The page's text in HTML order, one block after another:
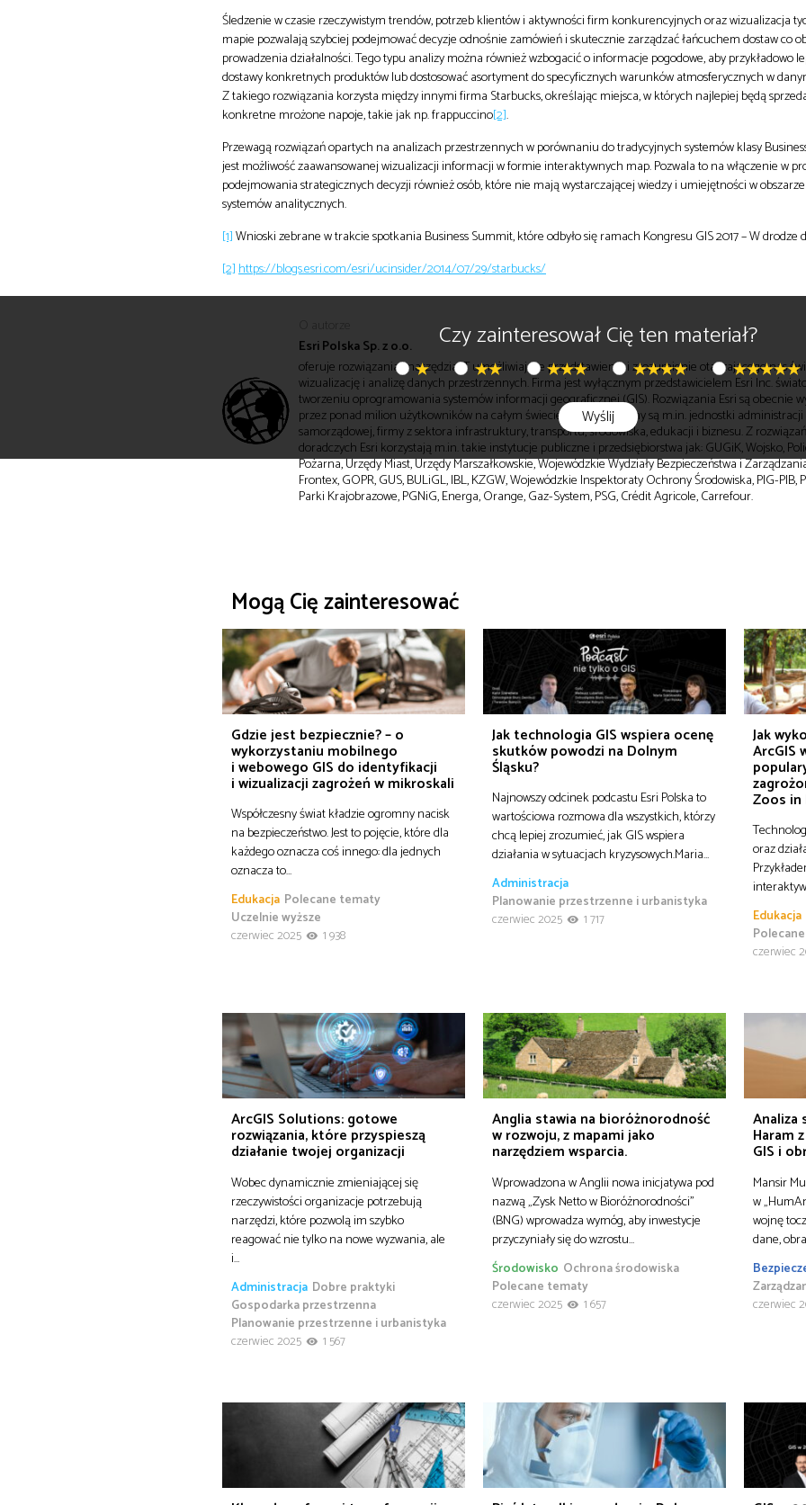
Śledzenie w czasie rzeczywistym trendów, potrzeb klientów i aktywności firm konkurencyjnych oraz wizualizacja
mapie pozwalają szybciej podejmować decyzje odnośnie zamówień i skutecznie zarządzać łańcuchem dostaw co
prowadzenia działalności. Tego typu analizy można również wzbogacić o informacje pogodowe, aby przykładowo
dostawy konkretnych produktów lub dostosować asortyment do specyficznych warunków atmosferycznych w
Z takiego rozwiązania korzysta między innymi firma Starbucks, określając miejsca, w których najlepiej będą
konkretne mrożone napoje, takie jak np. frappuccino[2].
Przewagą rozwiązań opartych na analizach przestrzennych w porównaniu do tradycyjnych systemów klasy
jest możliwość zaawansowanej wizualizacji informacji w formie interaktywnych map. Pozwala to na włączenie w
podejmowania strategicznych decyzji również osób, które nie mają wystarczającej wiedzy i umiejętności w obszarze
systemów analitycznych.
[1]Wnioski zebrane w trakcie spotkania Business Summit, które odbyło się ramach Kongresu GIS 2017 – W drodze
[2]https://blogs.esri.com/esri/ucinsider/2014/07/29/starbucks/
Esri Polska Sp. z o.o.
oferuje rozwiązania i narzędzia IT umożliwiające przedstawienie i zrozumienie otaczającego nas
wizualizację i analizę danych przestrzennych. Firma jest wyłącznym przedstawicielem Esri Inc.
tworzeniu oprogramowania systemów informacji geograficznej (GIS). Rozwiązania Esri są obecnie
przez ponad milion użytkowników na całym świecie. Klientami firmy są m.in. jednostki
samorządowej, firmy z sektora infrastruktury, transportu, środowiska, edukacji i biznesu. Z
doradczych Esri korzystają m.in. takie instytucje publiczne i przedsiębiorstwa jak: GUGiK, Wojsko,
Pożarna, Urzędy Miast, Urzędy Marszałkowskie, Wojewódzkie Wydziały Bezpieczeństwa i
Frontex, GOPR, GUS, BULiGL, IBL, KZGW, Wojewódzkie Inspektoraty Ochrony Środowiska, PIG-PIB,
Parki Krajobrazowe, PGNiG, Energa, Orange, Gaz-System, PSG, Crédit Agricole, Carrefour.
Czy zainteresował Cię ten materiał?
Wyślij
Mogą Cię zainteresować
Gdzie jest bezpiecznie? – o
wykorzystaniu mobilnego
i webowego GIS do identyfikacji
i wizualizacji zagrożeń w mikroskali
Współczesny świat kładzie ogromny nacisk
na bezpieczeństwo. Jest to pojęcie, które dla
każdego oznacza coś innego: dla jednych
oznacza to…
Edukacja Polecane tematy
Uczelnie wyższe
czerwiec 2025
1 938
Jak technologia GIS wspiera ocenę
skutków powodzi na Dolnym
Śląsku?
Najnowszy odcinek podcastu Esri Polska to
wartościowa rozmowa dla wszystkich, którzy
chcą lepiej zrozumieć, jak GIS wspiera
działania w sytuacjach kryzysowych.Maria…
Administracja
Planowanie przestrzenne i urbanistyka
czerwiec 2025
1 717
Jak
ArcGIS
Zoos in
oraz
Edukacja
czerwiec
ArcGIS Solutions: gotowe
rozwiązania, które przyspieszą
działanie twojej organizacji
Wobec dynamicznie zmieniającej się
rzeczywistości organizacje potrzebują
narzędzi, które pozwolą im szybko
reagować nie tylko na nowe wyzwania, ale
i…
Administracja Dobre praktyki
Gospodarka przestrzenna
Planowanie przestrzenne i urbanistyka
czerwiec 2025
1 567
Anglia stawia na bioróżnorodność
w rozwoju, z mapami jako
narzędziem wsparcia.
Wprowadzona w Anglii nowa inicjatywa pod
nazwą „Zysk Netto w Bioróżnorodności”
(BNG) wprowadza wymóg, aby inwestycje
przyczyniały się do wzrostu…
Ochrona środowiska
Polecane tematy
Środowisko
czerwiec 2025
1 657
Analiza
Haram
GIS i
Mansir
w
wojnę
dane,
czerwiec